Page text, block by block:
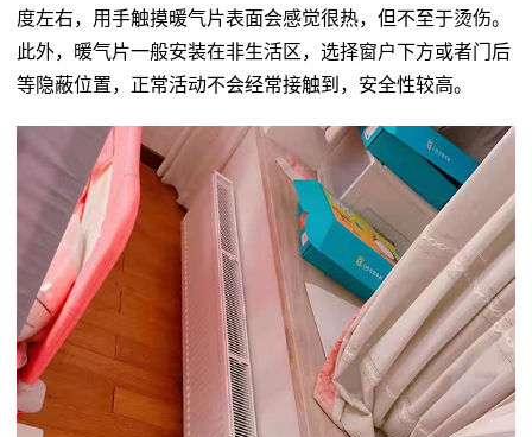
度左右，用手触摸暖气片表面会感觉很热，但不至于烫伤。
此外，暖气片一般安装在非生活区，选择窗户下方或者门后
等隐蔽位置，正常活动不会经常接触到，安全性较高。